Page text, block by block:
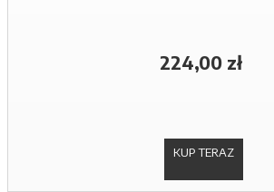
224,00 zł
KUP TERAZ